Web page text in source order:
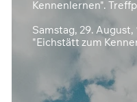
Kennenlernen".
Samstag, 29.
"Eichstätt zum